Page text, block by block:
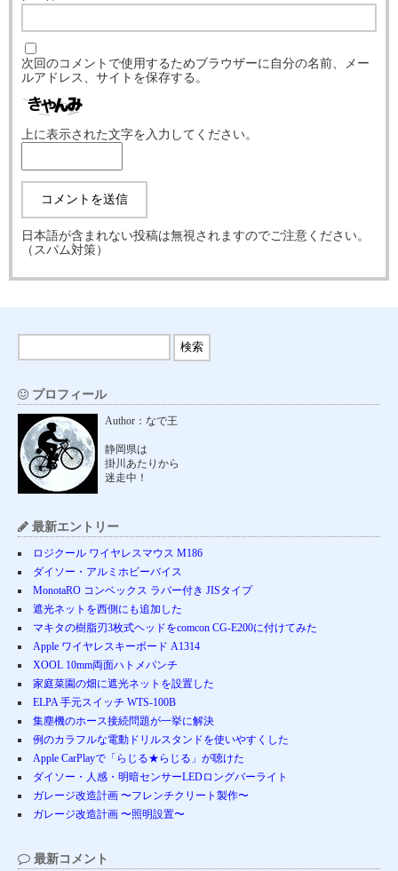
次回のコメントで使用するためブラウザーに自分の名前、メー
ルアドレス、サイトを保存する。
上に表示された文字を入力してください。
日本語が含まれない投稿は無視されますのでご注意ください。
（スパム対策）
プロフィール
Author：なで王
静岡県は
掛川あたりから
迷走中！
最新エントリー
ロジクール ワイヤレスマウス M186
ダイソー・アルミホビーバイス
MonotaRO コンベックス ラバー付き JISタイプ
遮光ネットを西側にも追加した
マキタの樹脂刃3枚式ヘッドをcomcon CG-E200に付けてみた
Apple ワイヤレスキーボード A1314
XOOL 10mm両面ハトメパンチ
家庭菜園の畑に遮光ネットを設置した
ELPA 手元スイッチ WTS-100B
集塵機のホース接続問題が一挙に解決
例のカラフルな電動ドリルスタンドを使いやすくした
Apple CarPlayで「らじる★らじる」が聴けた
ダイソー・人感・明暗センサーLEDロングバーライト
ガレージ改造計画 〜フレンチクリート製作〜
ガレージ改造計画 〜照明設置〜
最新コメント